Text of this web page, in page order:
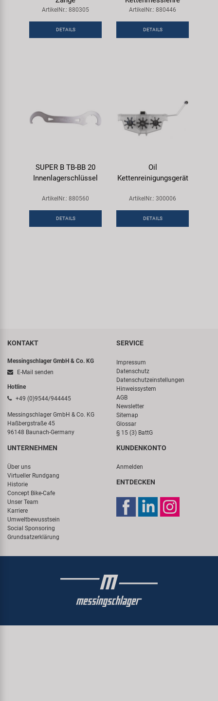
ArtikelNr.: 880305
DETAILS
ArtikelNr.: 880446
DETAILS
SUPER B TB-BB 20
Innenlagerschlüssel
ArtikelNr.: 880560
DETAILS
Oil
Kettenreinigungsgerät
ArtikelNr.: 300006
DETAILS
KONTAKT
Messingschlager GmbH & Co. KG
E-Mail senden
Hotline
+49 (0)9544/944445
Messingschlager GmbH & Co. KG
Haßbergstraße 45
96148 Baunach-Germany
SERVICE
Impressum
Datenschutz
Datenschutzeinstellungen
Hinweissystem
AGB
Newsletter
Sitemap
Glossar
§ 15 (3) BattG
UNTERNEHMEN
Über uns
Virtueller Rundgang
Historie
Concept Bike-Cafe
Unser Team
Karriere
Umweltbewusstsein
Social Sponsoring
Grundsatzerklärung
KUNDENKONTO
Anmelden
ENTDECKEN